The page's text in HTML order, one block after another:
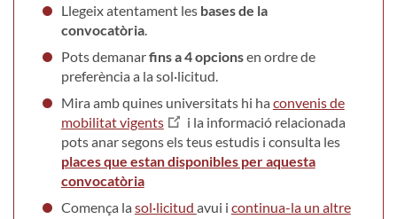
Llegeix atentament les bases de la
convocatòria.
Pots demanarfins a 4 opcionsen ordre de
preferència a la sol·licitud.
Mira amb quines universitats hi ha convenis de
mobilitat vigents
i la informació relacionada
pots anar segons els teus estudis i consulta les
places que estan disponibles per aquesta
convocatòria
Comença la sol·licitud avui i continua-la un altre